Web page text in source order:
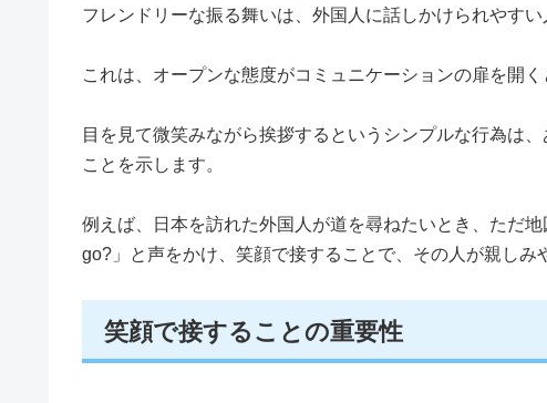
フレンドリーな振る舞いは、外国人に話しかけられやすい
これは、オープンな態度がコミュニケーションの扉を開
目を見て微笑みながら挨拶するというシンプルな行為は
ことを示します。
例えば、日本を訪れた外国人が道を尋ねたいとき、ただ
go?」と声をかけ、笑顔で接することで、その人が親しみ
笑顔で接することの重要性